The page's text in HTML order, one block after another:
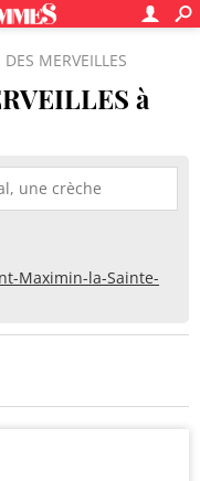
MERVEILLES
à
Maximin-la-Sainte-